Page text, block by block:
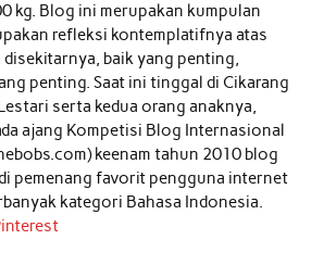
kg. Blog ini merupakan kumpulan
refleksi kontemplatifnya atas
disekitarnya, baik yang penting,
penting. Saat ini tinggal di Cikarang
serta kedua orang anaknya,
ajang Kompetisi Blog Internasional
keenam tahun 2010 blog
pemenang favorit pengguna internet
kategori Bahasa Indonesia.